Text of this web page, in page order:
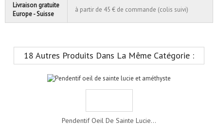
Livraison gratuite
Europe - Suisse
à partir de 45 € de commande (colis suivi)
18 Autres Produits Dans La Même Catégorie :
Pendentif Oeil De Sainte Lucie...